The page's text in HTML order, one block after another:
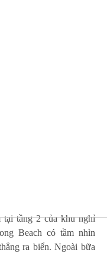
tầng 2 của khu nghỉ
Beach có tầm nhìn
ra biển. Ngoài bữa